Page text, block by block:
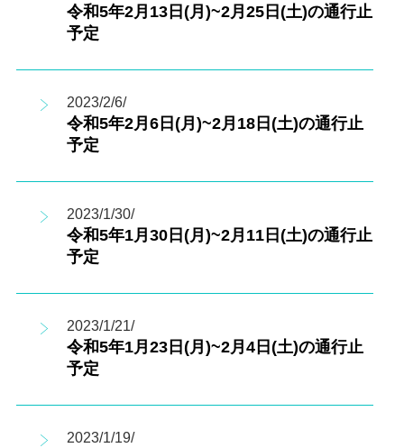
令和5年2月13日(月)~2月25日(土)の通行止
予定
2023/2/6/
令和5年2月6日(月)~2月18日(土)の通行止
予定
2023/1/30/
令和5年1月30日(月)~2月11日(土)の通行止
予定
2023/1/21/
令和5年1月23日(月)~2月4日(土)の通行止
予定
2023/1/19/